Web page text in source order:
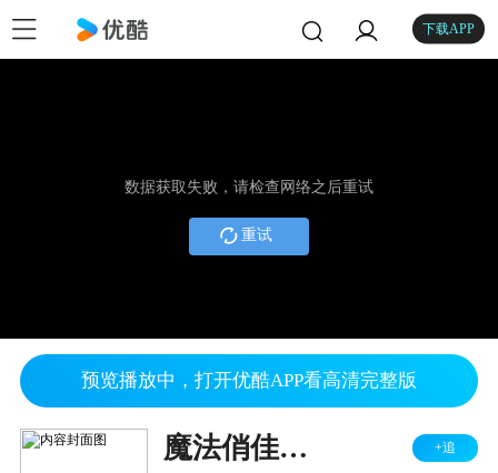
下载APP
数据获取失败，请检查网络之后重试
重试
预览播放中，打开优酷APP看高清完整版
魔法俏佳人 第一季 +追